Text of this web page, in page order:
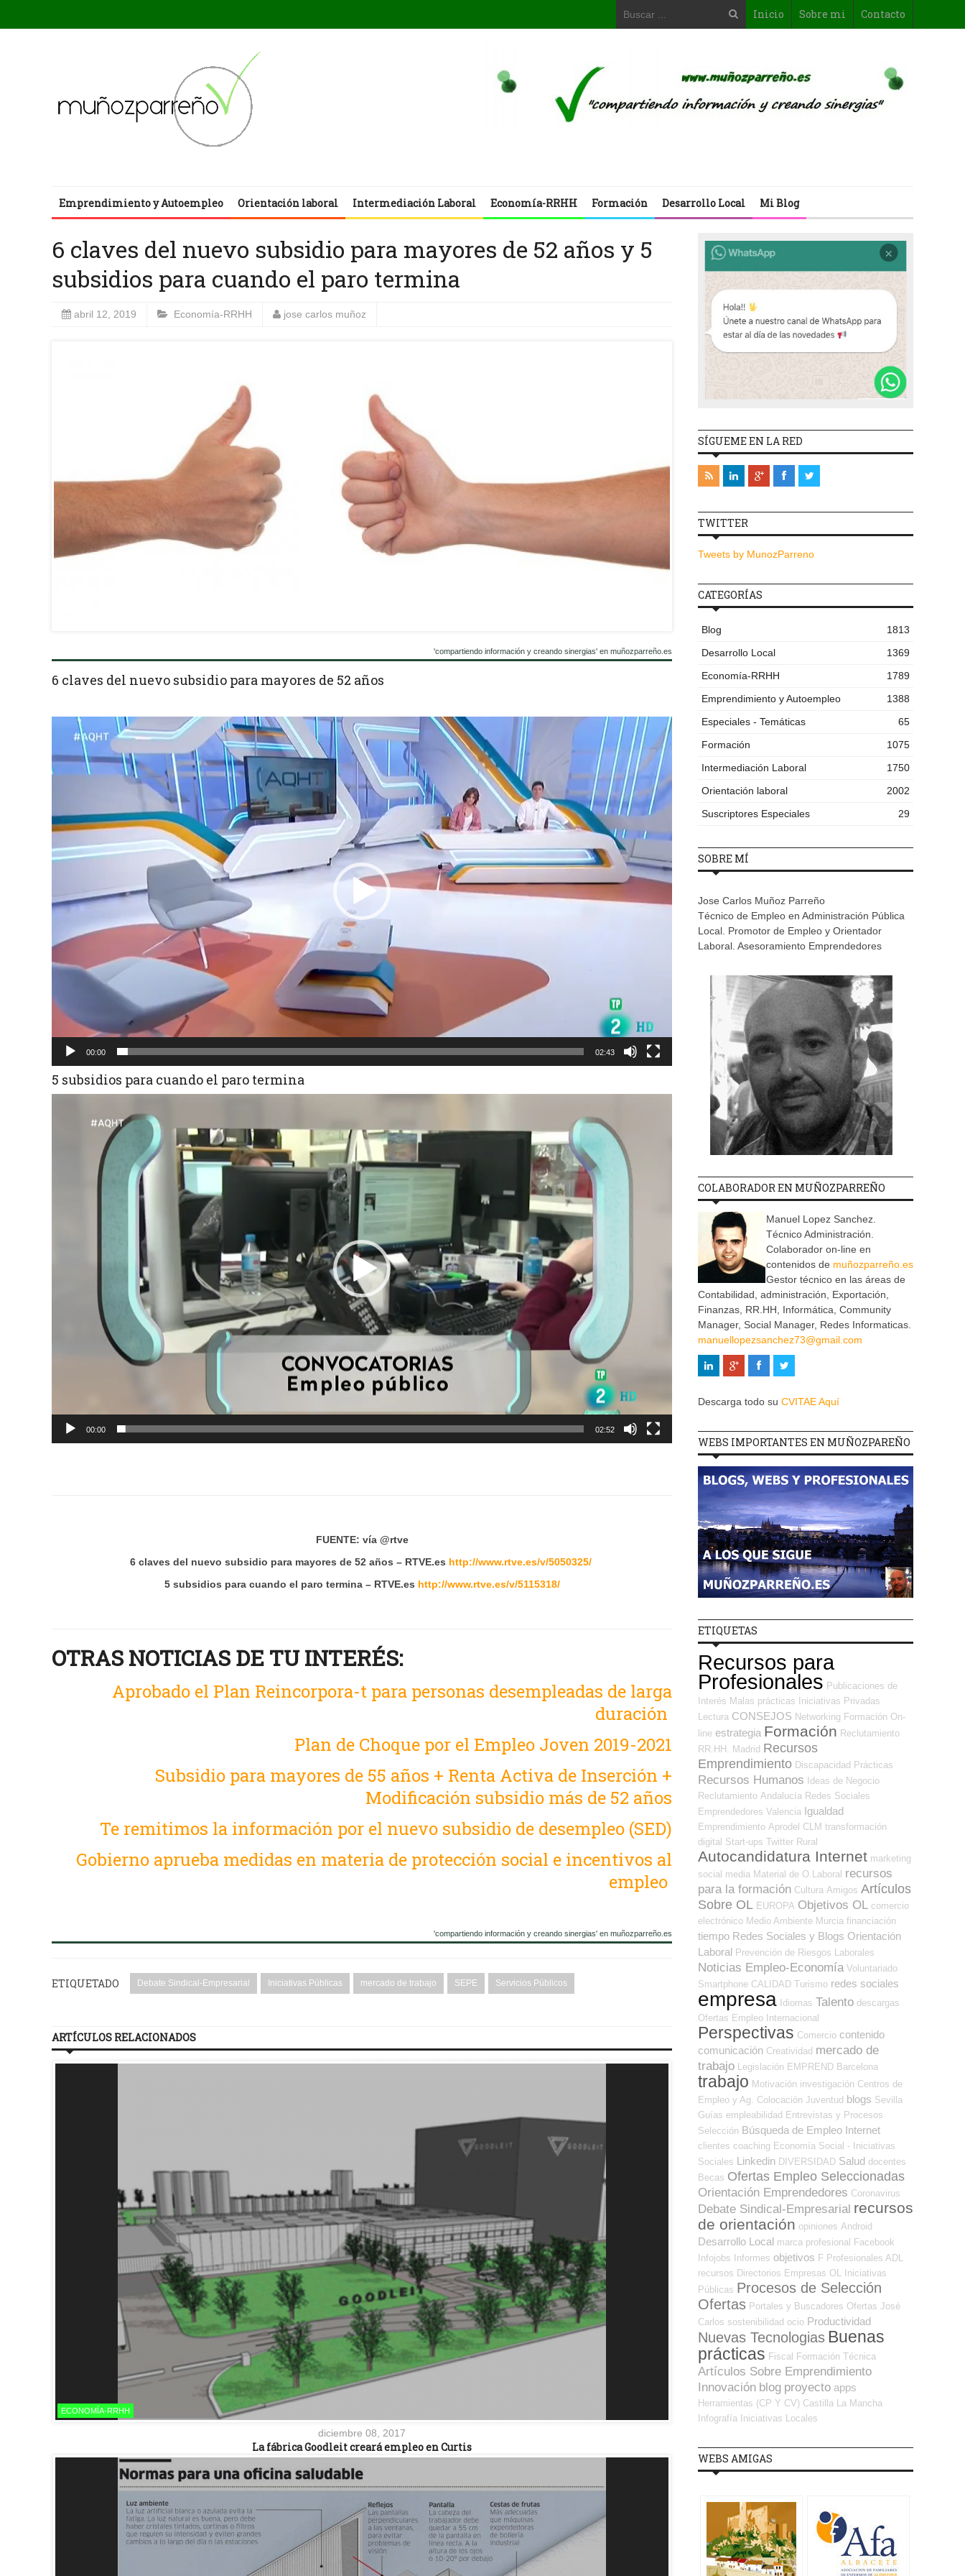
Inicio Sobre mi Contacto
Emprendimiento y Autoempleo Orientación laboral Intermediación Laboral Economía-RRHH Formación Desarrollo Local Mi Blog
6 claves del nuevo subsidio para mayores de 52 años y 5
subsidios para cuando el paro termina
abril 12, 2019 Economía-RRHH jose carlos muñoz
'compartiendo información y creando sinergias' en muñozparreño.es
6 claves del nuevo subsidio para mayores de 52 años
Reproductor
vídeo
00:00 02:43
5 subsidios para cuando el paro termina
00:00 02:52
FUENTE: vía @rtve
6 claves del nuevo subsidio para mayores de 52 años – RTVE.es http://www.rtve.es/v/5050325/
5 subsidios para cuando el paro termina – RTVE.es http://www.rtve.es/v/5115318/
OTRAS NOTICIAS DE TU INTERÉS:
Aprobado el Plan Reincorpora-t para personas desempleadas de larga
duración
Plan de Choque por el Empleo Joven 2019-2021
Subsidio para mayores de 55 años + Renta Activa de Inserción +
Modificación subsidio más de 52 años
Te remitimos la información por el nuevo subsidio de desempleo (SED)
Gobierno aprueba medidas en materia de protección social e incentivos al
empleo
'compartiendo información y creando sinergias' en muñozparreño.es
ETIQUETADO Debate Sindical-Empresarial Iniciativas Públicas mercado de trabajo SEPE Servicios Públicos
ARTÍCULOS RELACIONADOS
ECONOMÍA-RRHH
diciembre 08, 2017
La fábrica Goodleit creará empleo en Curtis
SÍGUEME EN LA RED
TWITTER
Tweets by MunozParreno
CATEGORÍAS
Blog
1813
Desarrollo Local
1369
Economía-RRHH
1789
Emprendimiento y Autoempleo
1388
Especiales - Temáticas
65
Formación
1075
Intermediación Laboral
1750
Orientación laboral
2002
Suscriptores Especiales
29
SOBRE MÍ
Jose Carlos Muñoz Parreño
Técnico de Empleo en Administración Pública
Local. Promotor de Empleo y Orientador
Laboral. Asesoramiento Emprendedores
COLABORADOR EN MUÑOZPARREÑO
Manuel Lopez Sanchez.
Técnico Administración.
Colaborador on-line en
contenidos de muñozparreño.es
Gestor técnico en las áreas de
Contabilidad, administración, Exportación,
Finanzas, RR.HH, Informática, Community
Manager, Social Manager, Redes Informaticas.
manuellopezsanchez73@gmail.com
Descarga todo su CVITAE Aquí
WEBS IMPORTANTES EN MUÑOZPAREÑO
ETIQUETAS
Recursos para
Profesionales Publicaciones de
Interés Malas prácticas
Iniciativas Privadas
Lectura CONSEJOS Networking Formación On-
line estrategia Formación Reclutamiento
RR.HH.
Madrid Recursos
Emprendimiento Discapacidad Prácticas
Recursos Humanos
Ideas de Negocio
Reclutamiento Andalucía Redes Sociales
Emprendedores Valencia Igualdad
Emprendimiento Aprodel CLM transformación
digital Start-ups Twitter Rural
Autocandidatura Internet marketing
social media Material de O.Laboral recursos
para la formación Cultura Amigos Artículos
Sobre OL EUROPA Objetivos OL comercio
electrónico Medio Ambiente Murcia financiación
tiempo Redes Sociales y Blogs Orientación
Laboral Prevención de Riesgos Laborales
Noticias Empleo-Economía Voluntariado
Smartphone CALIDAD Turismo redes sociales
empresa Idiomas Talento descargas
Ofertas Empleo Internacional
Perspectivas Comercio contenido
comunicación Creatividad mercado de
trabajo
Legislación EMPREND Barcelona
trabajo Motivación investigación Centros de
Empleo y Ag. Colocación Juventud blogs Sevilla
Guías empleabilidad Entrevistas y Procesos
Selección Búsqueda de Empleo Internet
clientes coaching Economía Social - Iniciativas
Sociales Linkedin DIVERSIDAD Salud docentes
Becas Ofertas Empleo Seleccionadas
Orientación Emprendedores Coronavirus
Debate Sindical-Empresarial recursos
de orientación opiniones Android
Desarrollo Local marca profesional
Facebook
Infojobs
Informes objetivos F Profesionales ADL
recursos Directorios Empresas OL
Iniciativas
Públicas Procesos de Selección
Ofertas Portales y Buscadores Ofertas José
Carlos sostenibilidad ocio Productividad
Nuevas Tecnologias Buenas
prácticas Fiscal Formación Técnica
Artículos Sobre Emprendimiento
Innovación blog proyecto apps
Herramientas (CP Y CV) Castilla La Mancha
Infografía
Iniciativas Locales
WEBS AMIGAS